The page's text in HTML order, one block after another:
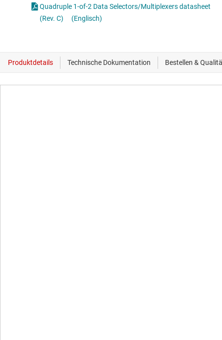
Quadruple 1-of-2 Data Selectors/Multiplexers datasheet
(Rev. C)
(Englisch)